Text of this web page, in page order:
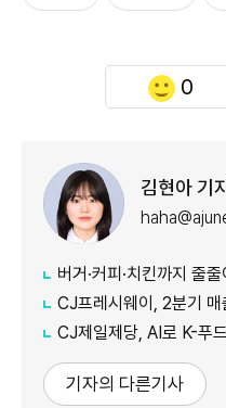
0
김현아 기
버거·커피·치킨까지 줄줄
CJ프레시웨이, 2분기 매출
CJ제일제당, AI로 K-푸
기자의 다른기사